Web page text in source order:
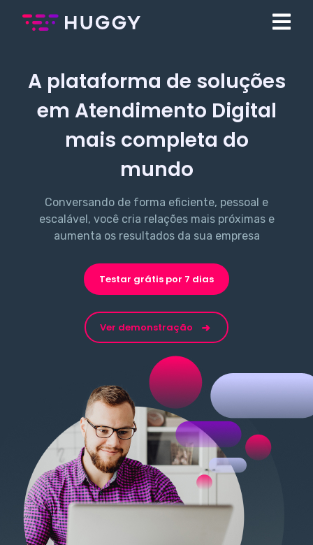
A plataforma de soluções
em Atendimento Digital
mais completa do
mundo
Conversando de forma eficiente, pessoal e
escalável, você cria relações mais próximas e
aumenta os resultados da sua empresa
Testar grátis por 7 dias
Ver demonstração